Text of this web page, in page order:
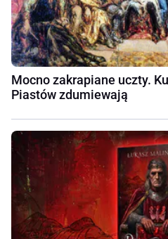
Mocno zakrapiane uczty.
Piastów zdumiewają